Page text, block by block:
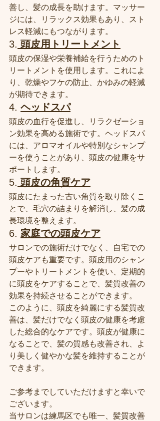
善し、髪の成長を助けます。マッサー
ジには、リラックス効果もあり、スト
レス軽減にもつながります。
3. 頭皮用トリートメント
頭皮の保湿や栄養補給を行うためのト
リートメントを使用します。これによ
り、乾燥やフケの防止、かゆみの軽減
が期待できます。
4. ヘッドスパ
頭皮の血行を促進し、リラクゼーショ
ン効果を高める施術です。ヘッドスパ
には、アロマオイルや特別なシャンプ
ーを使うことがあり、頭皮の健康をサ
ポートします。
5. 頭皮の角質ケア
頭皮にたまった古い角質を取り除くこ
とで、毛穴の詰まりを解消し、髪の成
長環境を整えます。
6. 家庭での頭皮ケア
サロンでの施術だけでなく、自宅での
頭皮ケアも重要です。頭皮用のシャン
プーやトリートメントを使い、定期的
に頭皮をケアすることで、髪質改善の
効果を持続させることができます。
このように、頭皮を綺麗にする髪質改
善は、髪だけでなく頭皮の健康を考慮
した総合的なケアです。頭皮が健康に
なることで、髪の質感も改善され、よ
り美しく健やかな髪を維持することが
できます。
ご参考までしていただけますと幸いで
ございます。
当サロンは練馬区でも唯一、髪質改善